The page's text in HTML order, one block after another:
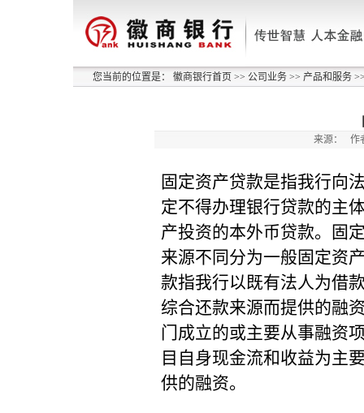
您当前的位置是： 徽商银行首页 >> 公司业务 >> 产品和服务
来源： 作